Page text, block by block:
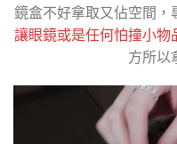
鏡盒不好拿取又佔空間，
讓眼鏡或是任何怕撞小物
方所以